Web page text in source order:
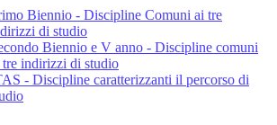
Biennio - Discipline Comuni ai tre
di studio
Biennio e V anno - Discipline comuni
tre indirizzi di studio
- Discipline caratterizzanti il percorso di